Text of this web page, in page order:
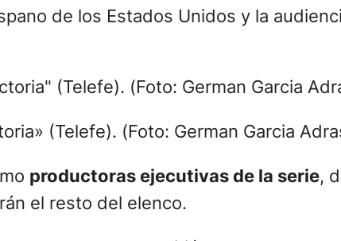
de los Estados Unidos y la
(Telefe). (Foto: German Garcia
productoras ejecutivas de la serie,
el resto del elenco.